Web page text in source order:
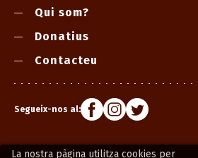
La nostra pàgina utilitza cookies per
Qui som?
Donatius
Contacteu
Segueix-nos al: